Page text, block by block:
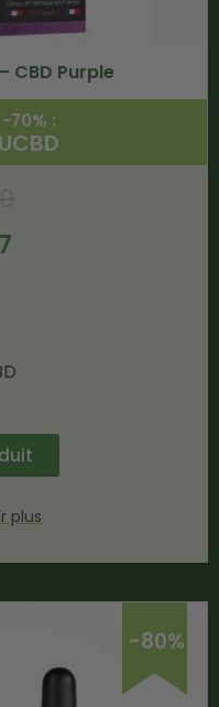
CBD Purple
70% :
plus
-80%